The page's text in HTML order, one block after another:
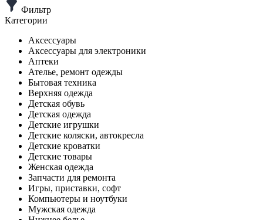
Фильтр
Категории
Аксессуары
Аксессуары для электроники
Аптеки
Ателье, ремонт одежды
Бытовая техника
Верхняя одежда
Детская обувь
Детская одежда
Детские игрушки
Детские коляски, автокресла
Детские кроватки
Детские товары
Женская одежда
Запчасти для ремонта
Игры, приставки, софт
Компьютеры и ноутбуки
Мужская одежда